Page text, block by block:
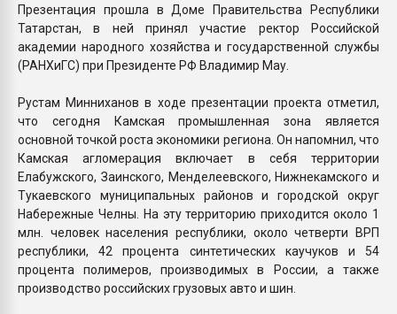
Презентация прошла в Доме Правительства Республики
Татарстан, в ней принял участие ректор Российской
академии народного хозяйства и государственной службы
(РАНХиГС) при Президенте РФ Владимир Мау.
Рустам Минниханов в ходе презентации проекта отметил,
что сегодня Камская промышленная зона является
основной точкой роста экономики региона. Он напомнил, что
Камская агломерация включает в себя территории
Елабужского, Заинского, Менделеевского, Нижнекамского и
Тукаевского муниципальных районов и городской округ
Набережные Челны. На эту территорию приходится около 1
млн. человек населения республики, около четверти ВРП
республики, 42 процента синтетических каучуков и 54
процента полимеров, производимых в России, а также
производство российских грузовых авто и шин.